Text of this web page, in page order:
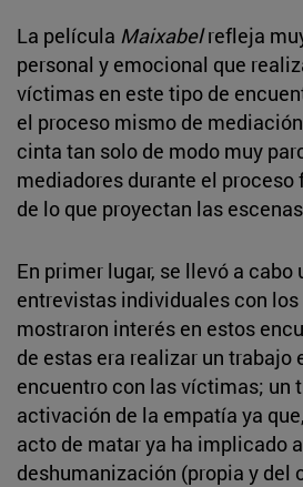
La película Maixabelrefleja
personal y emocional que
víctimas en este tipo de
el proceso mismo de
cinta tan solo de modo muy
mediadores durante el
de lo que proyectan las
En primer lugar, se llevó a cabo
entrevistas individuales con los
mostraron interés en estos
de estas era realizar un trabajo
encuentro con las víctimas; un
activación de la empatía ya
acto de matar ya ha implicado
deshumanización (propia y del